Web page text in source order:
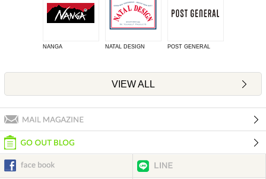
NANGA NATAL DESIGN POST GENERAL
VIEW ALL